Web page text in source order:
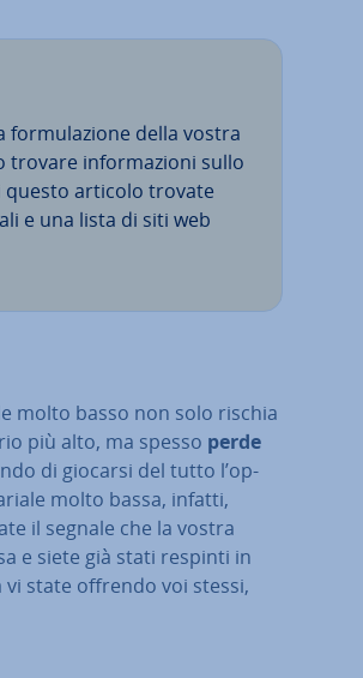
for­mu­la­zio­ne della vostra
trovare in­for­ma­zio­ni sullo
questo articolo trovate
e una lista di siti web
molto basso non solo rischia
più alto, ma spesso perde
di giocarsi del tutto l’op­
molto bassa, infatti,
il segnale che la vostra
e siete già stati respinti in
state offrendo voi stessi,